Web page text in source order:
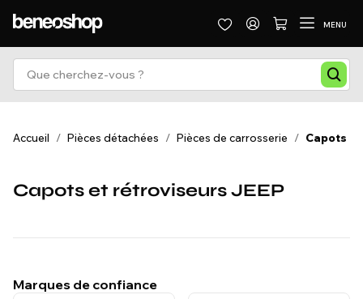
MENU
Accueil / Pièces détachées / Pièces de carrosserie / Capots
Capots et rétroviseurs JEEP
Marques de confiance